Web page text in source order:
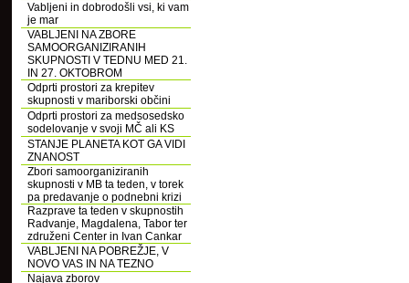
Vabljeni in dobrodošli vsi, ki vam
je mar
VABLJENI NA ZBORE
SAMOORGANIZIRANIH
SKUPNOSTI V TEDNU MED 21.
IN 27. OKTOBROM
Odprti prostori za krepitev
skupnosti v mariborski občini
Odprti prostori za medsosedsko
sodelovanje v svoji MČ ali KS
STANJE PLANETA KOT GA VIDI
ZNANOST
Zbori samoorganiziranih
skupnosti v MB ta teden, v torek
pa predavanje o podnebni krizi
Razprave ta teden v skupnostih
Radvanje, Magdalena, Tabor ter
združeni Center in Ivan Cankar
VABLJENI NA POBREŽJE, V
NOVO VAS IN NA TEZNO
Najava zborov